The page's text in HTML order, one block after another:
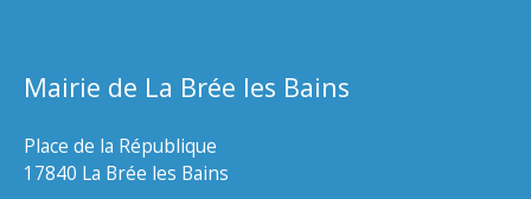
Mairie de La Brée les Bains
Place de la République
17840 La Brée les Bains